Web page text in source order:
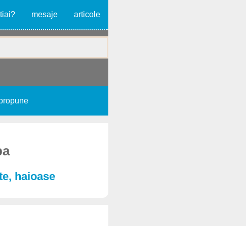
mesaje articole
haioase